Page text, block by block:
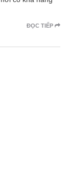
ĐỌC TIẾP